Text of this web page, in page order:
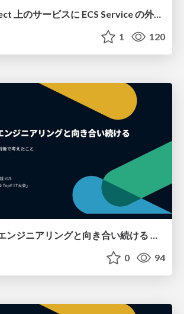
Service Connect 上のサービスに ECS Service の外側から到達できなかった話
1 120
0 94